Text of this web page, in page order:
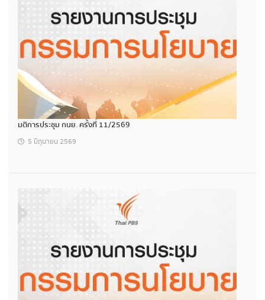
มติการประชุม กนย. ครั้งที่ 11/2569
5 มิถุนายน 2569